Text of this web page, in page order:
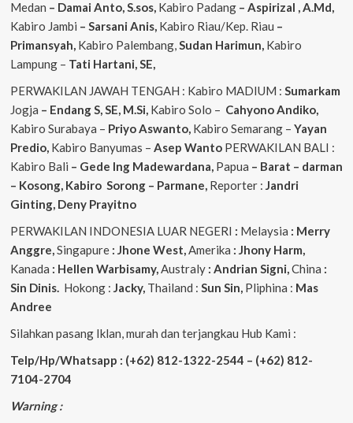
Medan – Damai Anto, S.sos, Kabiro Padang– Aspirizal , A.Md,
Kabiro Jambi – Sarsani Anis, Kabiro Riau/Kep. Riau –
Primansyah, Kabiro Palembang,Sudan Harimun, Kabiro
Lampung – Tati Hartani, SE,
PERWAKILAN JAWAH TENGAH : Kabiro MADIUM : Sumarkam
Jogja – Endang S, SE, M.Si, Kabiro Solo – CahyonoAndiko,
Kabiro Surabaya – PriyoAswanto, Kabiro Semarang – Yayan
Predio, Kabiro Banyumas – Asep WantoPERWAKILAN BALI :
Kabiro Bali – Gede Ing Madewardana, Papua – Barat – darman
– Kosong, Kabiro Sorong – Parmane, Reporter : Jandri
Ginting, Deny Prayitno
PERWAKILAN INDONESIA LUAR NEGERI : Melaysia : Merry
Anggre,Singapure: Jhone West,Amerika : Jhony Harm,
Kanada : Hellen Warbisamy,Australy : Andrian Signi,China :
Sin Dinis. Hokong : Jacky, Thailand : Sun Sin, Pliphina : Mas
Andree
Silahkan pasang Iklan, murah dan terjangkau Hub Kami :
Telp/Hp/Whatsapp : (+62) 812-1322-2544 – (+62) 812-
7104-2704
Warning :